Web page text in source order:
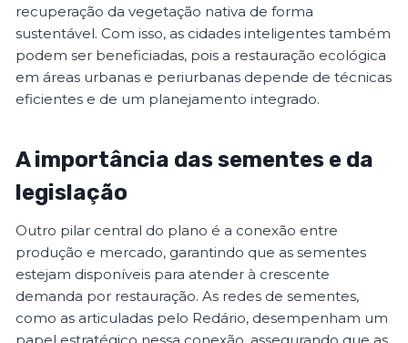
recuperação da vegetação nativa de forma
sustentável. Com isso, as cidades inteligentes também
podem ser beneficiadas, pois a restauração ecológica
em áreas urbanas e periurbanas depende de técnicas
eficientes e de um planejamento integrado.
A importância das sementes e da
legislação
Outro pilar central do plano é a conexão entre
produção e mercado, garantindo que as sementes
estejam disponíveis para atender à crescente
demanda por restauração. As redes de sementes,
como as articuladas pelo Redário, desempenham um